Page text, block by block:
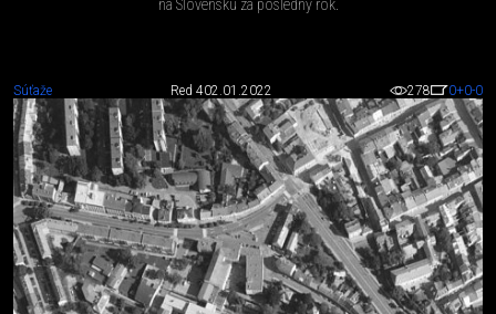
na Slovensku za posledný rok.
Súťaže Red 402.01.2022 278 0+0-0